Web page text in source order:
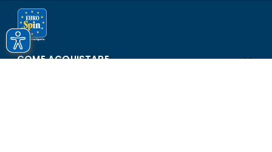
COME ACQUISTARE